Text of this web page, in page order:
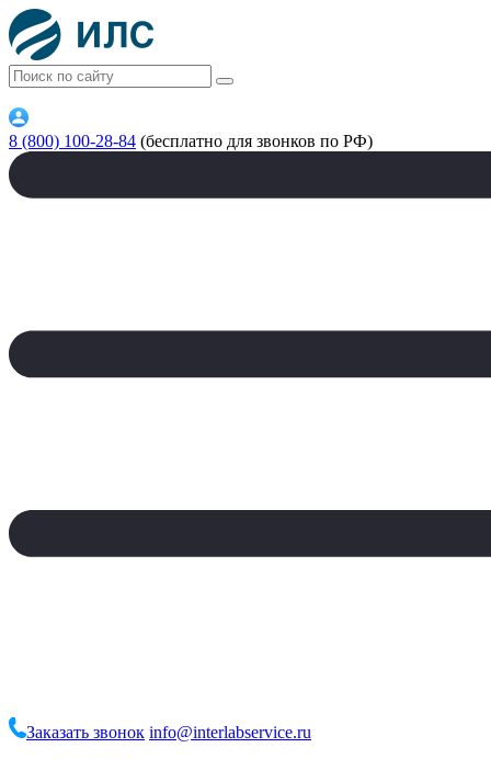
8 (800) 100-28-84 (бесплатно для звонков по РФ)
Заказать звонок info@interlabservice.ru